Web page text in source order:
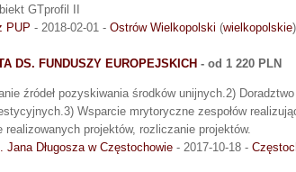
GTprofil II
PUP - 2018-02-01 - Ostrów Wielkopolski (wielkopolskie)
DS. FUNDUSZY EUROPEJSKICH - od 1 220 PLN
źródeł pozyskiwania środków unijnych.2)
Wsparcie mrytoryczne zespołów
realizowanych projektów, rozliczanie projektów.
Jana Długosza w Częstochowie - 2017-10-18 -